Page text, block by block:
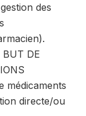
des
BUT DE
médicaments
directe/ou